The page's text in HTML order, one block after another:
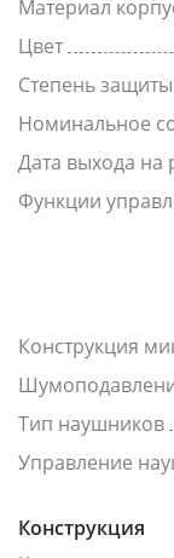
Материал
Цвет
Степень защиты
Номинальное
Дата выхода на
Функции
Конструкция
Тип наушников
Управление
Конструкция